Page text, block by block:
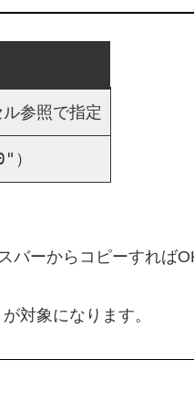
参照で指定
）
ーからコピーすれば
対象になります。